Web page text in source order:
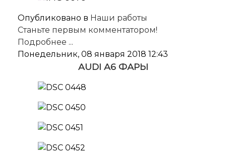
Опубликовано в Наши работы
Станьте первым комментатором!
Подробнее ...
Понедельник, 08 января 2018 12:43
AUDI A6 ФАРЫ